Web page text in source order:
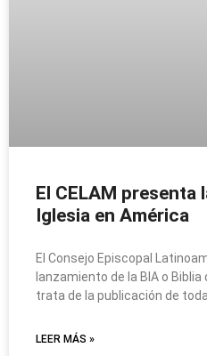
El CELAM presenta
Iglesia en América
El Consejo Episcopal
lanzamiento de la BIA o Biblia
trata de la publicación de
LEER MÁS »